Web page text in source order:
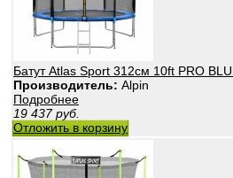
Батут Atlas Sport 312см 10ft PRO
Производитель: Alpin
Подробнее
19 437 руб.
Отложить в корзину